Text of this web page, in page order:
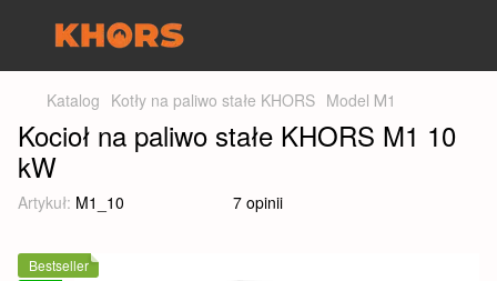
Katalog Kotły na paliwo stałe KHORS Model М1
Kocioł na paliwo stałe KHORS M1 10
kW
Artykuł: M1_10 7 opinii
Bestseller